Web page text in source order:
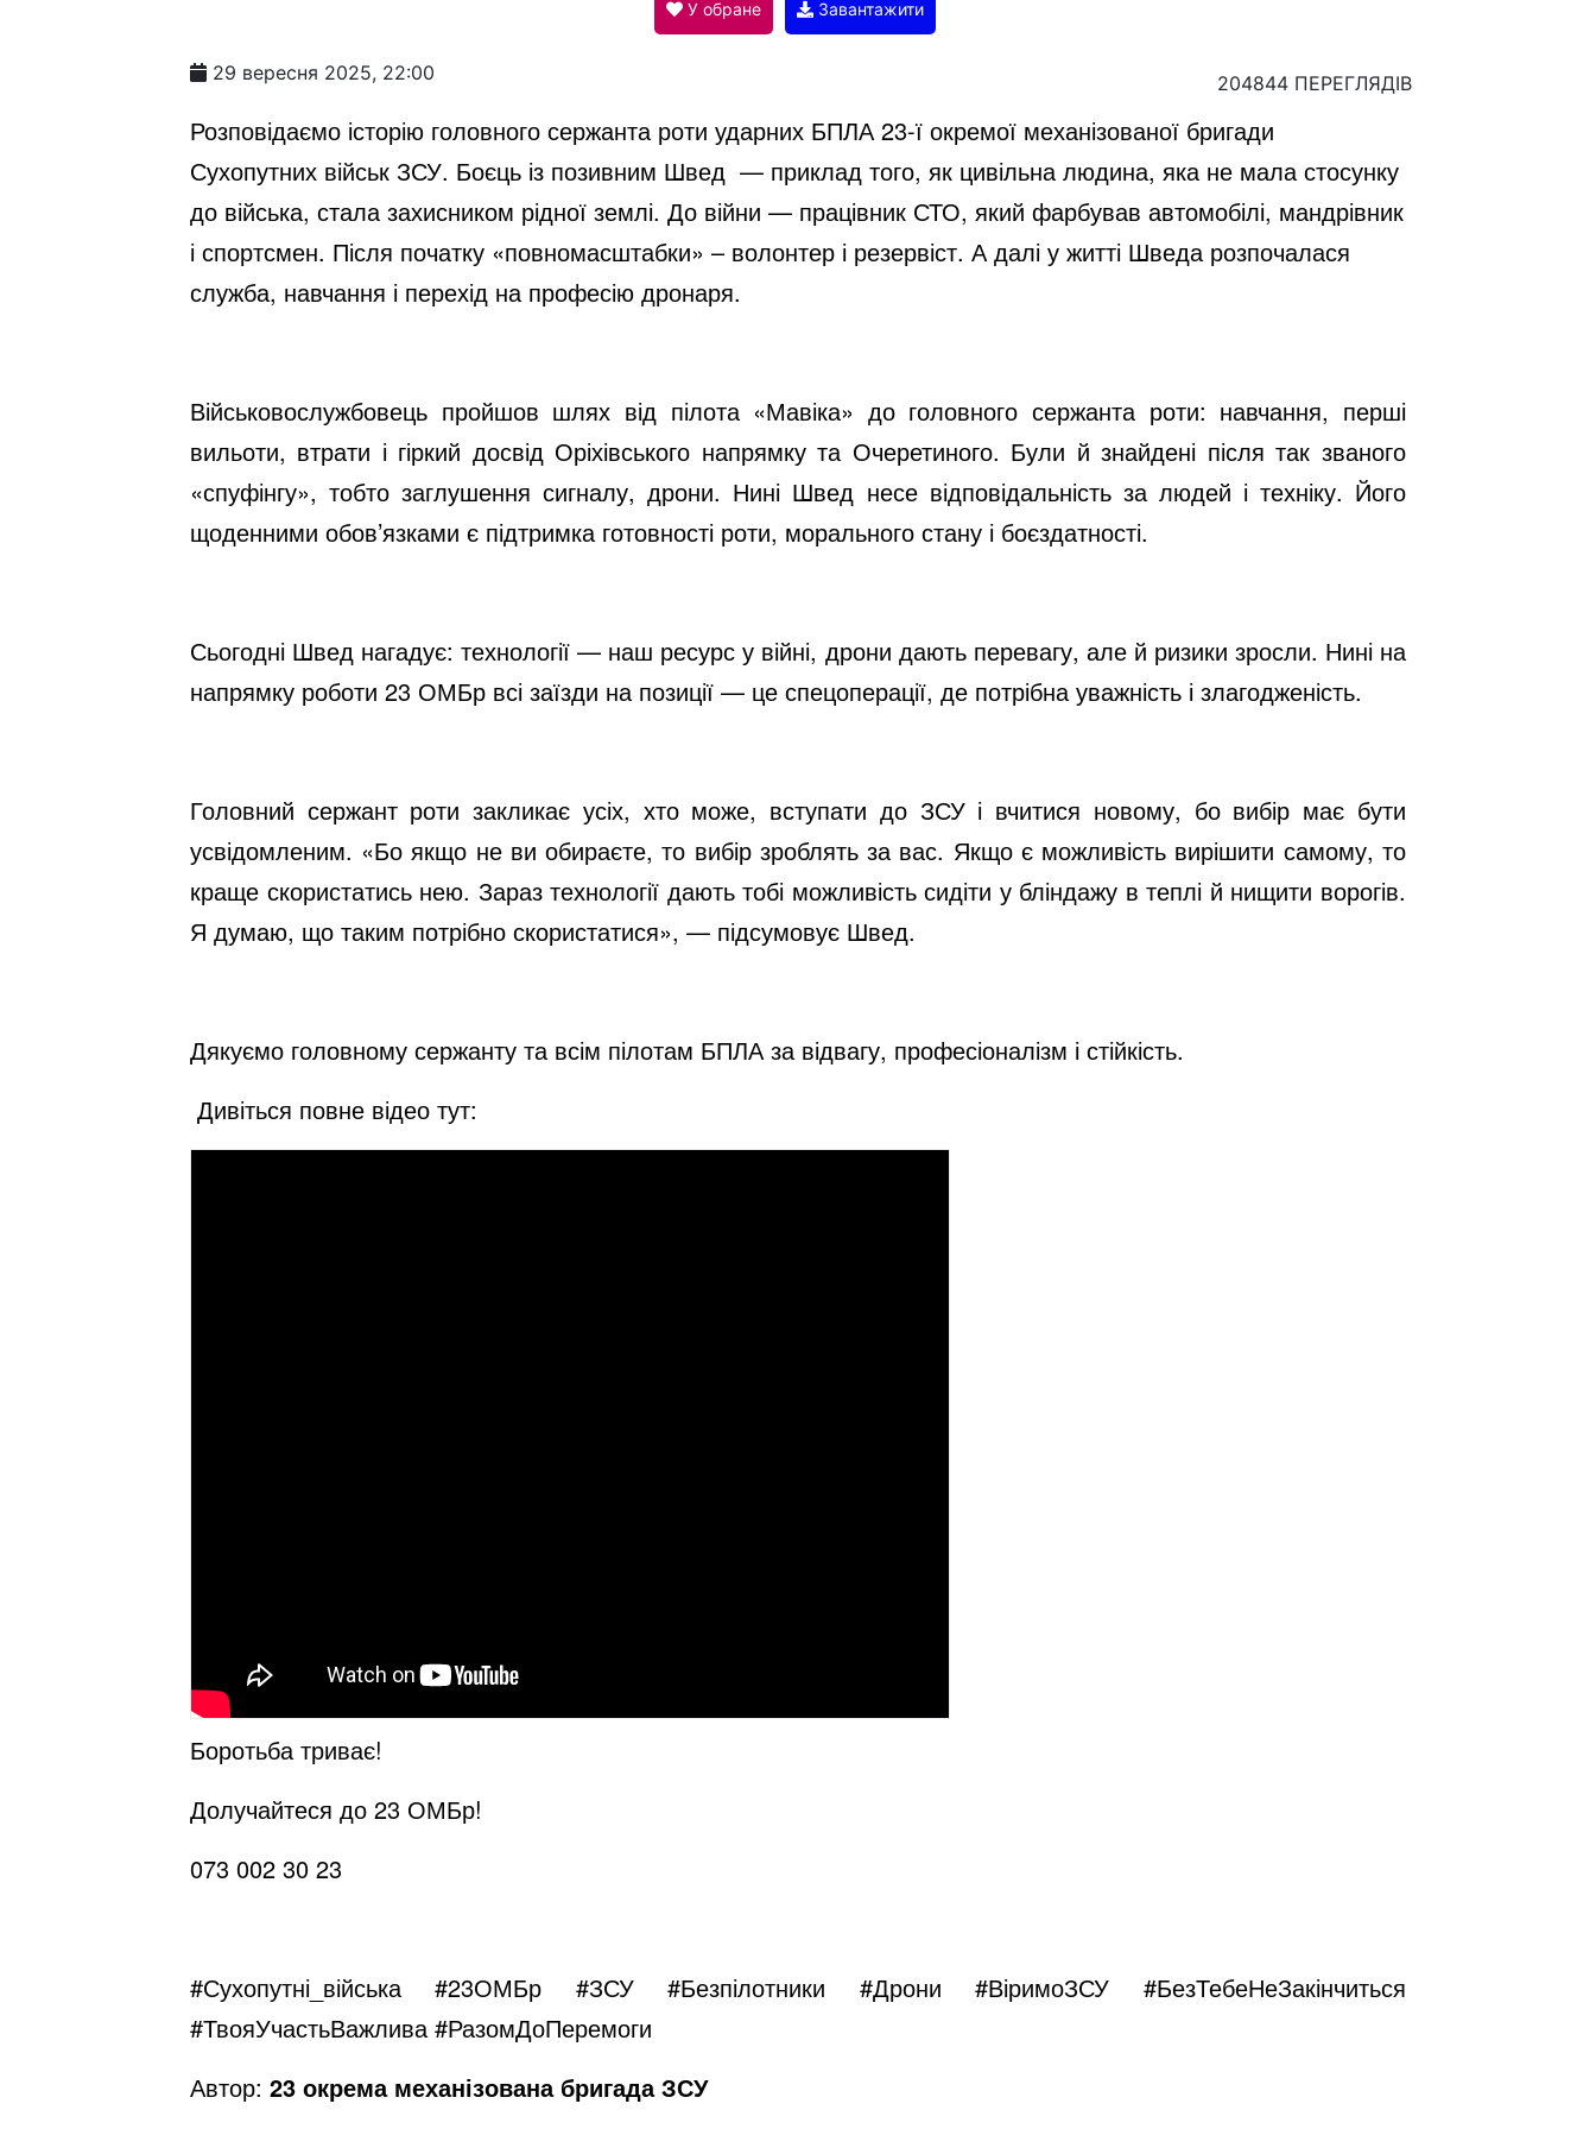
d
e
У обране Завантажити
29 вересня 2025, 22:00 204844 ПЕРЕГЛЯДІВ
Розповідаємо історію головного сержанта роти ударних БПЛА 23-ї окремої механізованої бригади
Сухопутних військ ЗСУ. Боєць із позивним Швед — приклад того, як цивільна людина, яка не мала стосунку
до війська, стала захисником рідної землі. До війни — працівник СТО, який фарбував автомобілі, мандрівник
і спортсмен. Після початку «повномасштабки» – волонтер і резервіст. А далі у житті Шведа розпочалася
служба, навчання і перехід на професію дронаря.
Військовослужбовець пройшов шлях від пілота «Мавіка» до головного сержанта роти: навчання, перші
вильоти, втрати і гіркий досвід Оріхівського напрямку та Очеретиного. Були й знайдені після так званого
«спуфінгу», тобто заглушення сигналу, дрони. Нині Швед несе відповідальність за людей і техніку. Його
щоденними обов’язками є підтримка готовності роти, морального стану і боєздатності.
Сьогодні Швед нагадує: технології — наш ресурс у війні, дрони дають перевагу, але й ризики зросли. Нині на
напрямку роботи 23 ОМБр всі заїзди на позиції — це спецоперації, де потрібна уважність і злагодженість.
Головний сержант роти закликає усіх, хто може, вступати до ЗСУ і вчитися новому, бо вибір має бути
усвідомленим. «Бо якщо не ви обираєте, то вибір зроблять за вас. Якщо є можливість вирішити самому, то
краще скористатись нею. Зараз технології дають тобі можливість сидіти у бліндажу в теплі й нищити ворогів.
Я думаю, що таким потрібно скористатися», — підсумовує Швед.
Дякуємо головному сержанту та всім пілотам БПЛА за відвагу, професіоналізм і стійкість.
Дивіться повне відео тут:
Боротьба триває!
Долучайтеся до 23 ОМБр!
073 002 30 23
#Сухопутні_війська #23ОМБр #ЗСУ #Безпілотники #Дрони #ВіримоЗСУ
#БезТебеНеЗакінчиться
#ТвояУчастьВажлива #РазомДоПеремоги
Автор: 23 окрема механізована бригада ЗСУ